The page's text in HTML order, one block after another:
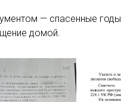
— спасенные годы
домой.